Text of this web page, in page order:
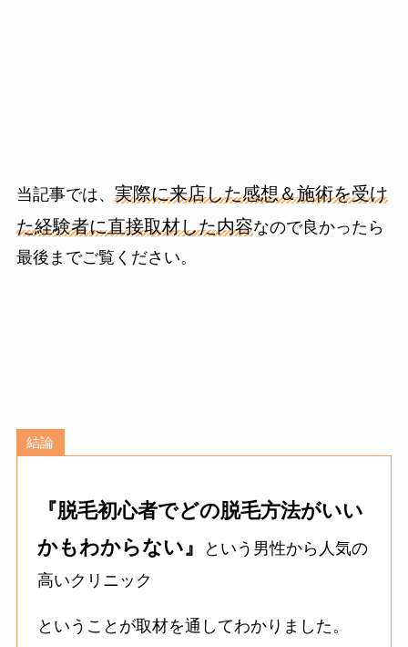
当記事では、 実際に来店した感想＆施術を受け
た経験者に直接取材した内容なので良かったら
最後までご覧ください。
結論
『脱毛初心者でどの脱毛方法がいい
かもわからない』
という男性から人気の
高いクリニック
ということが取材を通してわかりました。